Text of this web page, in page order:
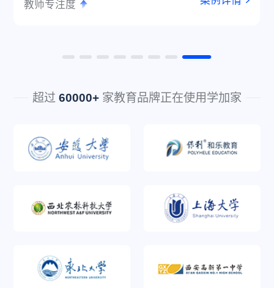
教师专注度
超过 60000+ 家教育品牌正在使用学加家